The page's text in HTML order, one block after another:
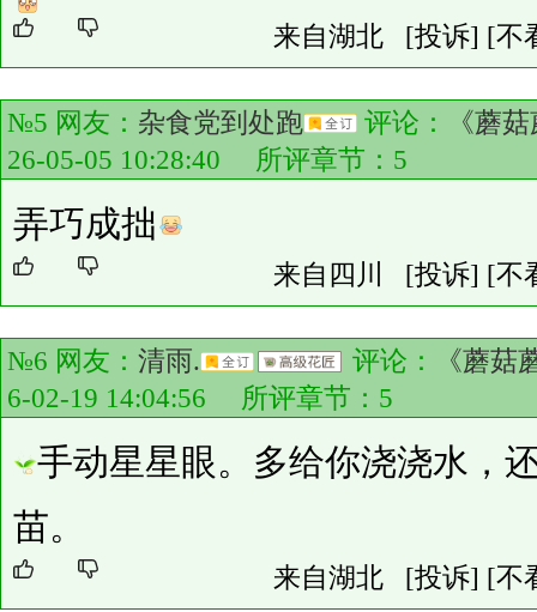
来自湖北 [投诉] [不
№5 网友： 杂食党到处跑 评论：
《蘑
26-05-05 10:28:40 所评章节： 5
弄巧成拙
来自四川 [投诉] [不
№6 网友： 清雨. 评论：
《蘑菇
6-02-19 14:04:56 所评章节： 5
手动星星眼。多给你浇浇水，
苗。
来自湖北 [投诉] [不